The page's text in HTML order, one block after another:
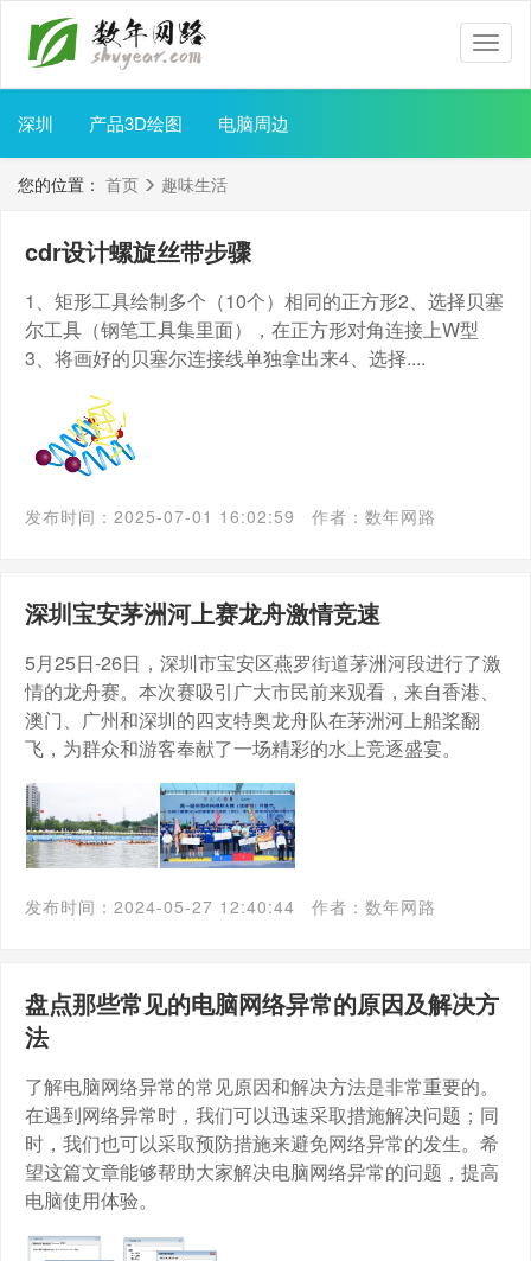
数
年
网
深圳 产品3D绘图 电脑周边
您的位置： 首页 趣味生活
cdr设计螺旋丝带步骤
1、矩形工具绘制多个（10个）相同的正方形2、选择贝塞
尔工具（钢笔工具集里面），在正方形对角连接上W型
3、将画好的贝塞尔连接线单独拿出来4、选择....
发布时间：2025-07-01 16:02:59 作者：数年网路
深圳宝安茅洲河上赛龙舟激情竞速
5月25日-26日，深圳市宝安区燕罗街道茅洲河段进行了激
情的龙舟赛。本次赛吸引广大市民前来观看，来自香港、
澳门、广州和深圳的四支特奥龙舟队在茅洲河上船桨翻
飞，为群众和游客奉献了一场精彩的水上竞逐盛宴。
发布时间：2024-05-27 12:40:44 作者：数年网路
盘点那些常见的电脑网络异常的原因及解决方
法
了解电脑网络异常的常见原因和解决方法是非常重要的。
在遇到网络异常时，我们可以迅速采取措施解决问题；同
时，我们也可以采取预防措施来避免网络异常的发生。希
望这篇文章能够帮助大家解决电脑网络异常的问题，提高
电脑使用体验。